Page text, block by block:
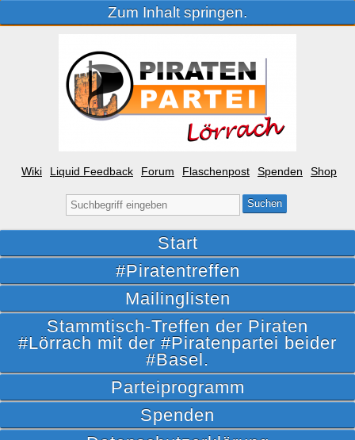
Zum Inhalt springen.
Wiki Liquid Feedback Forum Flaschenpost Spenden Shop
Suche
nach:
Start
#Piratentreffen
Mailinglisten
Stammtisch-Treffen der Piraten
#Lörrach mit der #Piratenpartei beider
#Basel.
Parteiprogramm
Spenden